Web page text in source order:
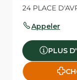
24 PLACE
Appeler
PLUS